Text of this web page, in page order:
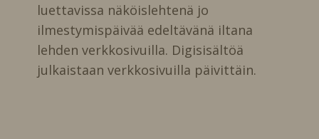
luettavissa näköislehtenä jo
ilmestymispäivää edeltävänä iltana
lehden verkkosivuilla. Digisisältöä
julkaistaan verkkosivuilla päivittäin.